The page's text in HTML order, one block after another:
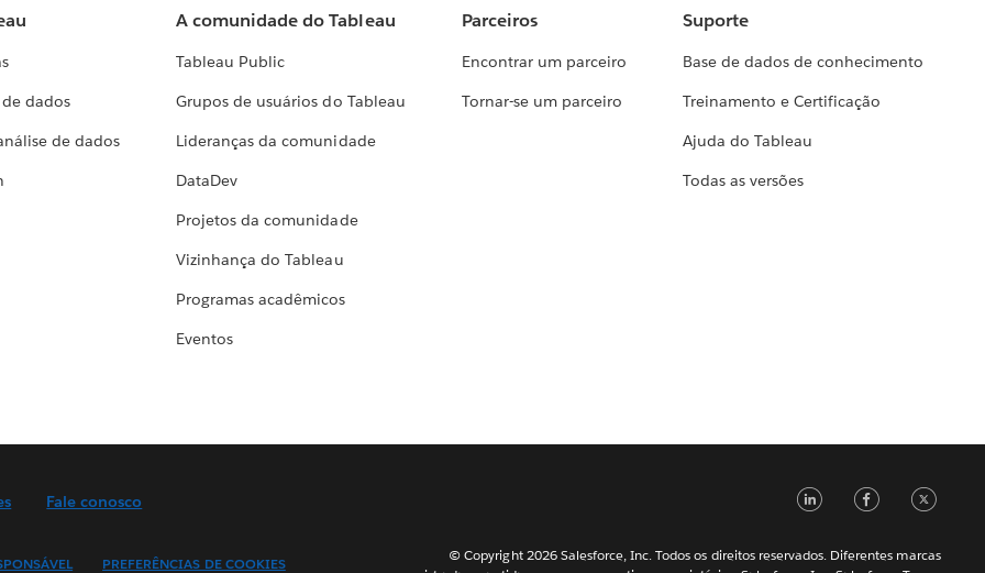
dados
de dados
A comunidade do Tableau
Tableau Public
Grupos de usuários do Tableau
Lideranças da comunidade
DataDev
Projetos da comunidade
Vizinhança do Tableau
Programas acadêmicos
Eventos
Parceiros
Encontrar um parceiro
Tornar-se um parceiro
Suporte
Base de dados de conhecimento
Treinamento e Certificação
Ajuda do Tableau
Todas as versões
Fale conosco
PREFERÊNCIAS DE COOKIES
LinkedIn
© Copyright 2026 Salesforce, Inc. Todos os direitos reservados. Diferentes marcas